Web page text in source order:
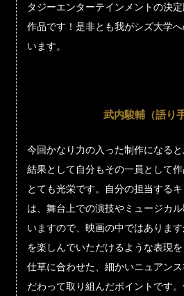
タジーエンターテインメントの決
作品です！是非とも我がシズ大学
います。
武内駿輔（語り
今回かなり力の入った制作になると
結果として自分もその一員として
とても光栄です。自分の担当する
は、舞台上での演技やミュージカ
いますので、映画の中ではありま
を楽しんでいただけるような表現
仕草に合わせた、細かいニュアン
だわって取り組んだポイントです